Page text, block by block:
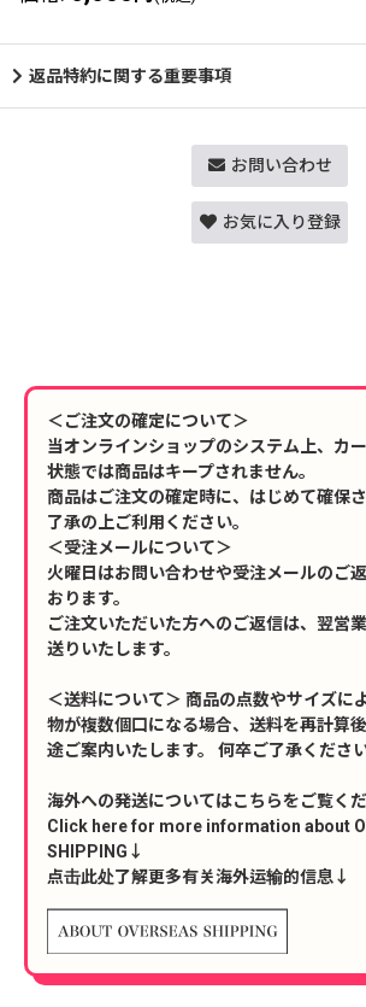
返品特約に関する重要事項
お問い合わせ
お気に入り登録
＜ご注文の確定について＞
当オンラインショップのシステム上、カ
状態では商品はキープされません。
商品はご注文の確定時に、はじめて確保
了承の上ご利用ください。
＜受注メールについて＞
火曜日はお問い合わせや受注メールのご
おります。
ご注文いただいた方へのご返信は、翌営
送りいたします。
＜送料について＞ 商品の点数やサイズに
物が複数個口になる場合、送料を再計算
途ご案内いたします。 何卒ご了承ください
海外への発送についてはこちらをご覧く
Click here for more information about
SHIPPING↓
点击此处了解更多有关海外运输的信息↓